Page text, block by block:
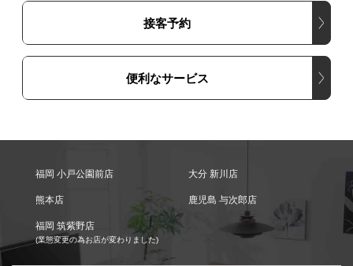
接客予約
便利なサービス
福岡 小戸公園前店 大分 新川店
熊本店 鹿児島 与次郎店
福岡 筑紫野店
(業態変更の為お店が変わりました)